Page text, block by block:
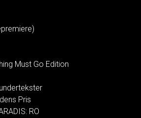
Must Go Edition
Pris
RO